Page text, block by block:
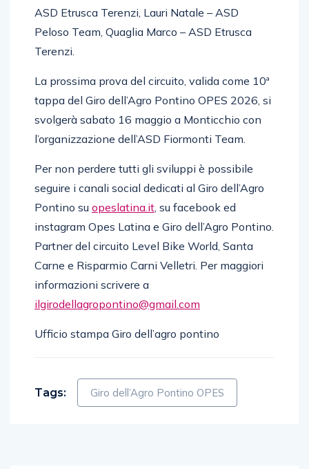
On Bike. Categoria Neri: De Santis Franco –
ASD Etrusca Terenzi, Lauri Natale – ASD
Peloso Team, Quaglia Marco – ASD Etrusca
La prossima prova del circuito, valida come 10ª
tappa del Giro dell’Agro Pontino OPES 2026, si
svolgerà sabato 16 maggio a Monticchio con
Per non perdere tutti gli sviluppi è possibile
seguire i canali social dedicati al Giro dell’Agro
Pontino suopeslatina.it , su facebook ed
instagram Opes Latina e Giro dell’Agro Pontino.
Partner del circuito Level Bike World, Santa
Carne e Risparmio Carni Velletri. Per maggiori
informazioni scrivere a
Giro dell’Agro Pontino OPES